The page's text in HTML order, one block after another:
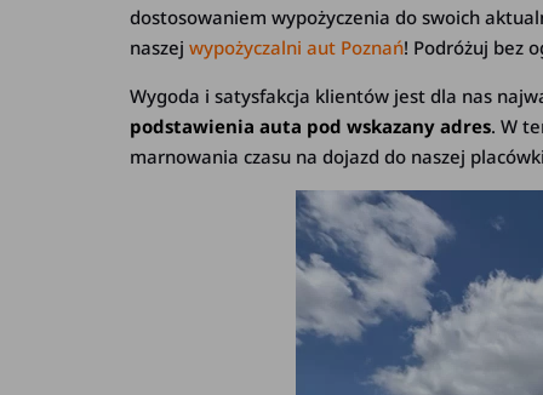
dostosowaniem wypożyczenia do swoich
naszejwypożyczalni aut Poznań! Podróżuj bez
Wygoda i satysfakcja klientów jest dla nas
podstawienia auta pod wskazany adres. W
marnowania czasu na dojazd do naszej